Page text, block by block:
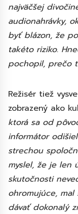
najväčšej
audionahrávky,
byť blázon, že
takéto riziko.
pochopil, prečo
Režisér tiež
zobrazený ako
ktorá sa od
informátor
strechou
myslel, že je len
skutočnosti
ohromujúce,
dávať dokonalý